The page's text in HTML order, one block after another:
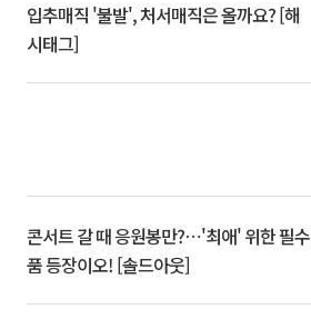
입추매직 '불발', 처서매직은 올까요? [해
시태그]
콘서트 갈 때 응원봉만?⋯'최애' 위한 필수
품 등장이오! [솔드아웃]